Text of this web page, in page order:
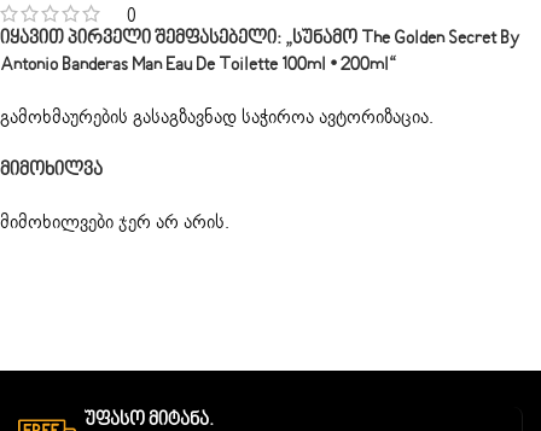
0
Მიმოხილვა
მიმოხილვები ჯერ არ არის.
Იყავით Პირველი Შემფასებელი: „სუნამო The Golden Secret By
Antonio Banderas Man Eau De Toilette 100ml • 200ml“
გამოხმაურების გასაგზავნად საჭიროაავტორიზაცია.
Უფასო Მიტანა.